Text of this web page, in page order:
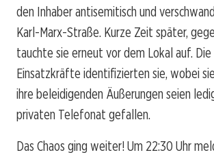
den Inhaber antisemitisch und
Karl-Marx-Straße. Kurze Zeit später,
tauchte sie erneut vor dem Lokal auf.
Einsatzkräfte identifizierten sie, wobei
ihre beleidigenden Äußerungen seien
privaten Telefonat gefallen.
Das Chaos ging weiter! Um 22:30 Uhr